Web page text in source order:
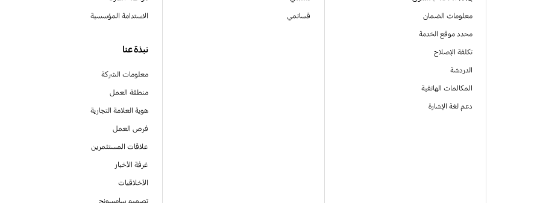
معلومات الضمان
محدد موقع الخدمة
تكلفة الإصلاح
الدردشة
المكالمات الهاتفية
دعم لغة الإشارة
قسائمي
الاستدامة المؤسسية
نبذة عنا
معلومات الشركة
منطقة العمل
هوية العلامة التجارية
فرص العمل
علاقات المستثمرين
غرفة الأخبار
الأخلاقيات